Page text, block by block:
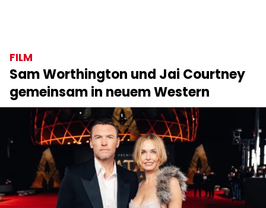
FILM
Sam Worthington und Jai Courtney
gemeinsam in neuem Western